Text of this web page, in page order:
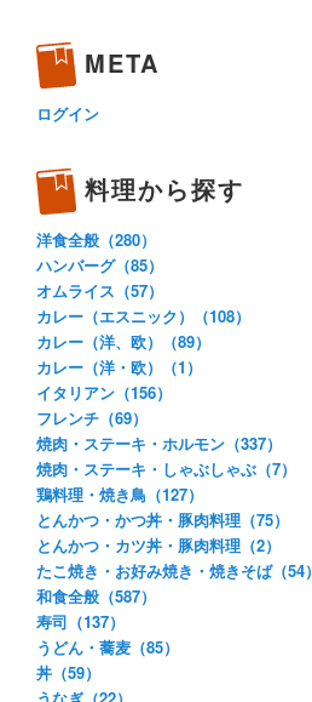
META
ログイン
料理から探す
洋食全般（280）
ハンバーグ（85）
オムライス（57）
カレー（エスニック）（108）
カレー（洋、欧）（89）
カレー（洋・欧）（1）
イタリアン（156）
フレンチ（69）
焼肉・ステーキ・ホルモン（337）
焼肉・ステーキ・しゃぶしゃぶ（7）
鶏料理・焼き鳥（127）
とんかつ・かつ丼・豚肉料理（75）
とんかつ・カツ丼・豚肉料理（2）
たこ焼き・お好み焼き・焼きそば（54）
和食全般（587）
寿司（137）
うどん・蕎麦（85）
丼（59）